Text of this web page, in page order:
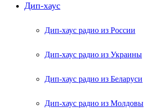
Дип-хаус
Дип-хаус радио из России
Дип-хаус радио из Украины
Дип-хаус радио из Беларуси
Дип-хаус радио из Молдовы